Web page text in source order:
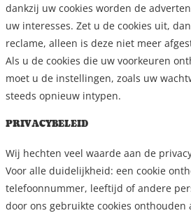
dankzij uw cookies worden de
uw interesses. Zet u de cookies uit,
reclame, alleen is deze niet meer
Als u de cookies die uw voorkeuren
moet u de instellingen, zoals uw
steeds opnieuw intypen.
PRIVACYBELEID
Wij hechten veel waarde aan de
Voor alle duidelijkheid: een cookie
telefoonnummer, leeftijd of andere
door ons gebruikte cookies onthouden